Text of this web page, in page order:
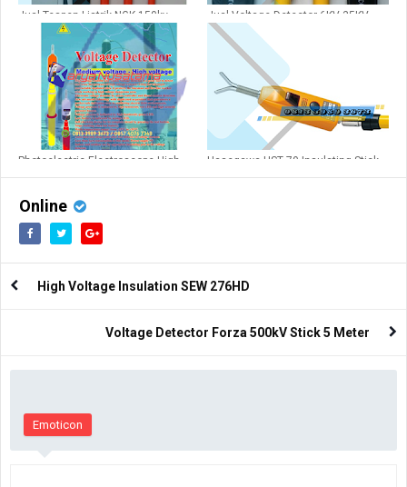
Jual Tespen Listrik NGK 150kv
36KV-220KV
Jual Voltage Detector 6KV-35KV
NGK 1,5M
Photoelectric Electroscope High
Hasegawa HST 70 Insulating Stick
Online
High Voltage Insulation SEW 276HD
Voltage Detector Forza 500kV Stick 5 Meter
Emoticon